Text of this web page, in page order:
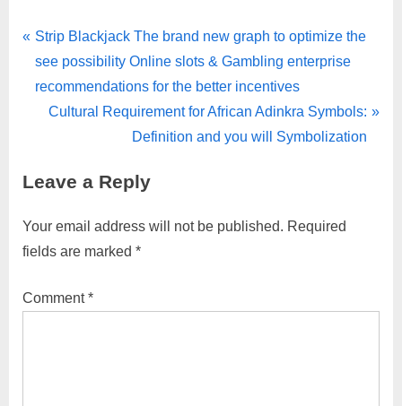
Strip Blackjack The brand new graph to optimize the
see possibility Online slots & Gambling enterprise
recommendations for the better incentives
Cultural Requirement for African Adinkra Symbols:
Definition and you will Symbolization
Leave a Reply
Your email address will not be published. Required
fields are marked *
Comment*